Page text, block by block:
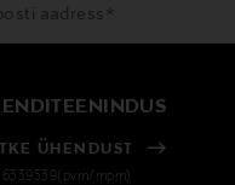
ÜHENDUST
6339539(pvm/mpm)